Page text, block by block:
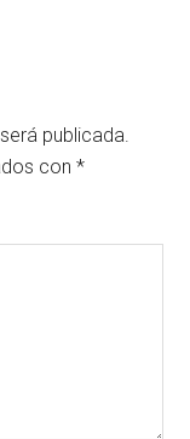
publicada.
con*